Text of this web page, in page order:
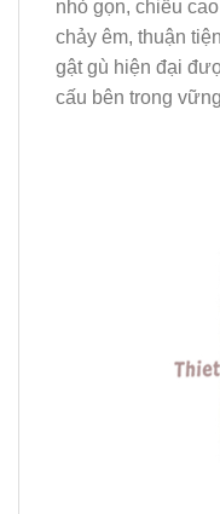
nhỏ gọn, chiều
chảy êm, thuận
gật gù hiện đại
cấu bên trong